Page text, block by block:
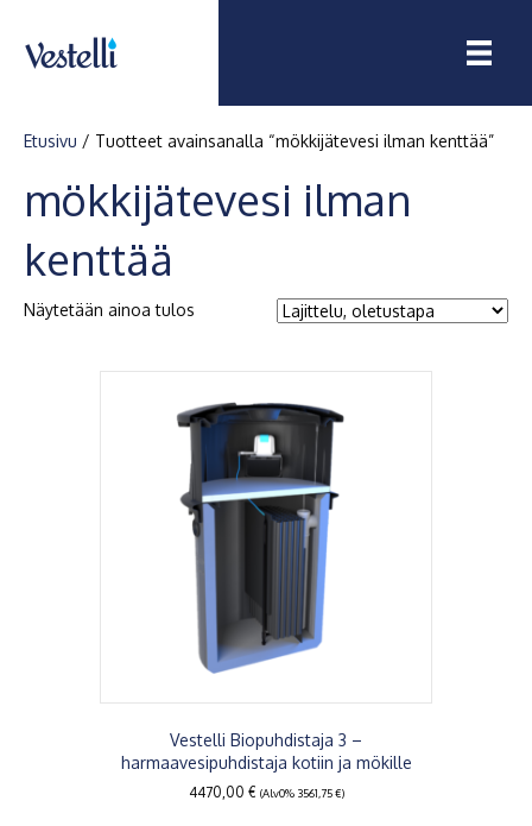
Etusivu / Tuotteet avainsanalla “mökkijätevesi ilman kenttää”
mökkijätevesi ilman
kenttää
Näytetään ainoa tulos
Vestelli Biopuhdistaja 3 –
harmaavesipuhdistaja kotiin ja mökille
4470,00 € (Alv0% 3561,75€)